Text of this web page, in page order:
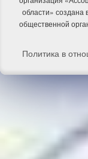
области» создана
общественной
Политика в